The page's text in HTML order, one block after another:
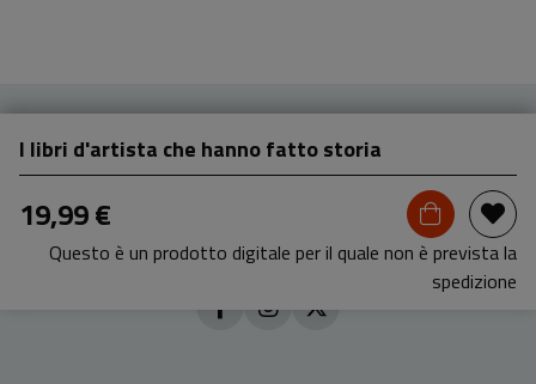
I libri d'artista che hanno fatto storia
19,99 €
Questo è un prodotto digitale per il quale non è prevista la
spedizione